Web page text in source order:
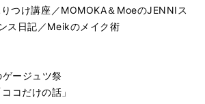
つけ講座／MOMOKA＆MoeのJENNIス
ス日記／Meikのメイク術
ージュツ祭
コだけの話」